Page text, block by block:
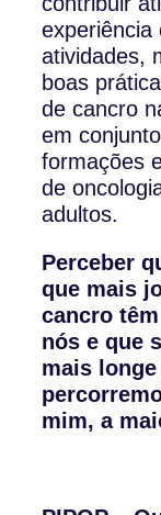
experiência
atividades,
boas
de cancro
em
formações
de
adultos.
Perceber
que mais
cancro
nós e que
mais
mim, a